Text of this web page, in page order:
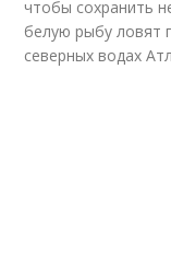
чтобы сохранить
белую рыбу ловят
северных водах